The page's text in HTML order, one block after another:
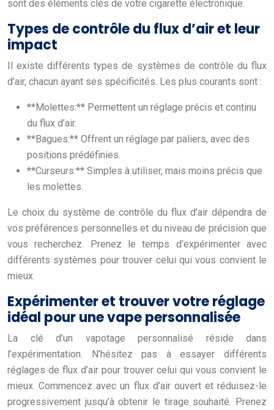
sont des éléments clés de votre cigarette électronique.
Types de contrôle du flux d’air et leur
impact
Il existe différents types de systèmes de contrôle du flux
d’air, chacun ayant ses spécificités. Les plus courants sont :
**Molettes:** Permettent un réglage précis et continu
du flux d’air.
**Bagues:** Offrent un réglage par paliers, avec des
positions prédéfinies.
**Curseurs:** Simples à utiliser, mais moins précis que
les molettes.
Le choix du système de contrôle du flux d’air dépendra de
vos préférences personnelles et du niveau de précision que
vous recherchez. Prenez le temps d’expérimenter avec
différents systèmes pour trouver celui qui vous convient le
mieux.
Expérimenter et trouver votre réglage
idéal pour une vape personnalisée
La clé d’un vapotage personnalisé réside dans
l’expérimentation. N’hésitez pas à essayer différents
réglages de flux d’air pour trouver celui qui vous convient le
mieux. Commencez avec un flux d’air ouvert et réduisez-le
progressivement jusqu’à obtenir le tirage souhaité. Prenez